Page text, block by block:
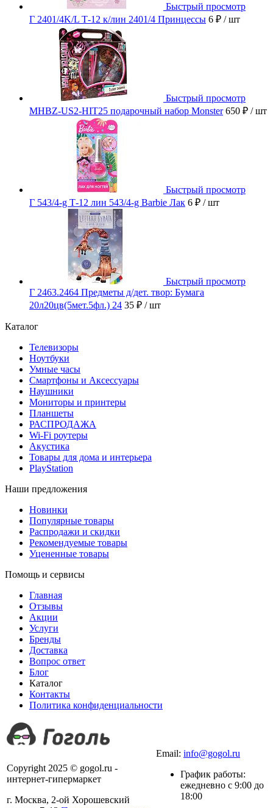
Быстрый просмотр
Г 2401/4K/L Т-12 к/лин 2401/4 Принцессы 6 ₽ / шт
Быстрый просмотр
MHBZ-US2-HIT25 подарочный набор Monster 650 ₽ / шт
Быстрый просмотр
Г 543/4-g Т-12 лин 543/4-g Barbie Лак 6 ₽ / шт
Быстрый просмотр
Г 2463.2464 Предметы д/дет. твор: Бумага
20л20цв(5мет.5фл.) 24 35 ₽ / шт
Каталог
Телевизоры
Ноутбуки
Умные часы
Смартфоны и Аксессуары
Наушники
Мониторы и принтеры
Планшеты
РАСПРОДАЖА
Wi-Fi роутеры
Акустика
Товары для дома и интерьера
PlayStation
Наши предложения
Новинки
Популярные товары
Распродажи и скидки
Рекомендуемые товары
Уцененные товары
Помощь и сервисы
Главная
Отзывы
Акции
Услуги
Бренды
Доставка
Вопрос ответ
Блог
Каталог
Контакты
Политика конфиденциальности
Copyright 2025 © gogol.ru -
интернет-гипермаркет
г. Москва, 2-ой Хорошевский
Email: info@gogol.ru
График работы:
ежедневно с 9:00 до
18:00